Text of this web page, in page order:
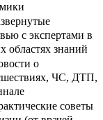
с экспертами в
областях знаний
о
ЧС, ДТП,
советы